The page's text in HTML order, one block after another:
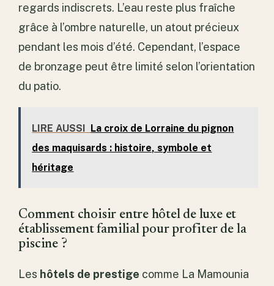
regards indiscrets. L’eau reste plus fraîche
grâce à l’ombre naturelle, un atout précieux
pendant les mois d’été. Cependant, l’espace
de bronzage peut être limité selon l’orientation
du patio.
LIRE AUSSI La croix de Lorraine du pignon
des maquisards : histoire, symbole et
héritage
Comment choisir entre hôtel de luxe et
établissement familial pour profiter de la
piscine ?
Les hôtels de prestige comme La Mamounia